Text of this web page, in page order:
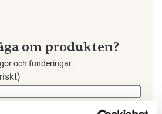
om produkten?
och funderingar.